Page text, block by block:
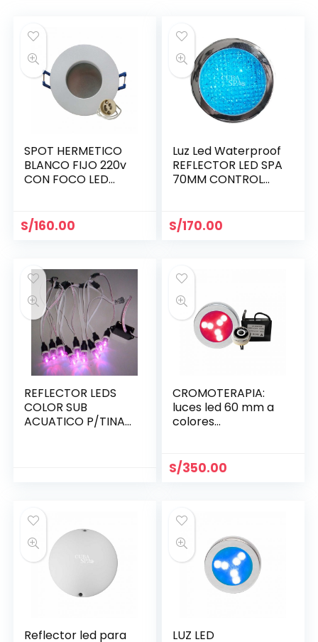
SPOT HERMETICO
BLANCO FIJO 220v
CON FOCO LED
S/160.00
Luz Led Waterproof
REFLECTOR LED SPA
70MM CONTROL
S/170.00
REFLECTOR LEDS
COLOR SUB
ACUATICO P/TINA
CROMOTERAPIA:
luces led 60 mm a
colores
digital y
transformador
S/350.00
Reflector led para
LUZ LED